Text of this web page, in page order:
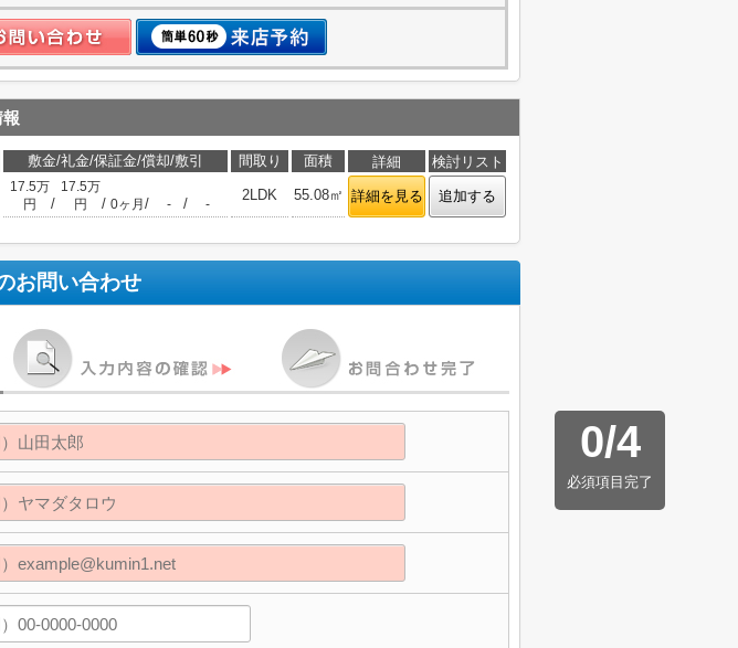
敷金/礼金/保証金/償却/敷引 間取り 面積 詳細
検討リスト
17.5万
円
/
17.5万
円
/ 0ヶ月 / - / -
2LDK 55.08㎡ 詳細を見る 追加する
お問い合わせ
0/4
必須項目完了